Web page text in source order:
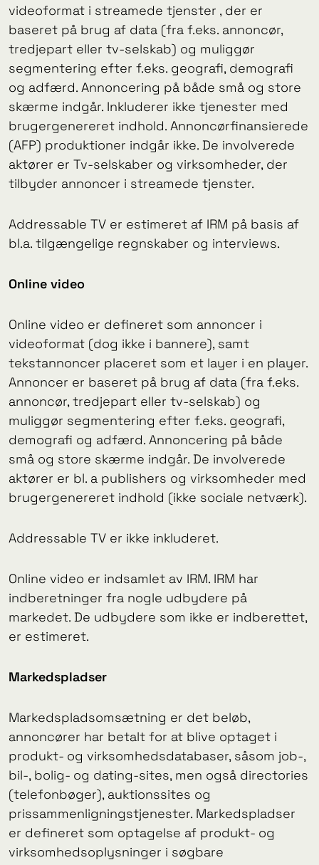
videoformat i streamede tjenster , der er
baseret på brug af data (fra f.eks. annoncør,
tredjepart eller tv-selskab) og muliggør
segmentering efter f.eks. geografi, demografi
og adfærd. Annoncering på både små og store
skærme indgår. Inkluderer ikke tjenester med
brugergenereret indhold. Annoncørfinansierede
(AFP) produktioner indgår ikke. De involverede
aktører er Tv-selskaber og virksomheder, der
tilbyder annoncer i streamede tjenster.
Addressable TV er estimeret af IRM på basis af
bl.a. tilgængelige regnskaber og interviews.
Online video
Online video er defineret som annoncer i
videoformat (dog ikke i bannere), samt
tekstannoncer placeret som et layer i en player.
Annoncer er baseret på brug af data (fra f.eks.
annoncør, tredjepart eller tv-selskab) og
muliggør segmentering efter f.eks. geografi,
demografi og adfærd. Annoncering på både
små og store skærme indgår. De involverede
aktører er bl. a publishers og virksomheder med
brugergenereret indhold (ikke sociale netværk).
Addressable TV er ikke inkluderet.
Online video er indsamlet av IRM. IRM har
indberetninger fra nogle udbydere på
markedet. De udbydere som ikke er indberettet,
er estimeret.
Markedspladser
Markedspladsomsætning er det beløb,
annoncører har betalt for at blive optaget i
produkt- og virksomhedsdatabaser, såsom job-,
bil-, bolig- og dating-sites, men også directories
(telefonbøger), auktionssites og
prissammenligningstjenester. Markedspladser
er defineret som optagelse af produkt- og
virksomhedsoplysninger i søgbare